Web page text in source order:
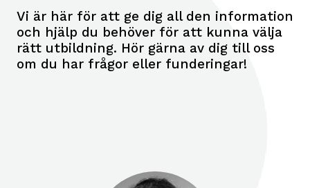
Vi är här för att ge dig all den information
och hjälp du behöver för att kunna välja
rätt utbildning. Hör gärna av dig till oss
om du har frågor eller funderingar!